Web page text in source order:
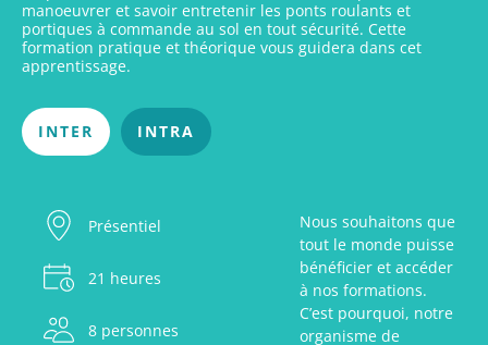
manoeuvrer et savoir entretenir les ponts roulants et
portiques à commande au sol en tout sécurité. Cette
formation pratique et théorique vous guidera dans cet
apprentissage.
INTER INTRA
Présentiel
21 heures
8 personnes
Nous souhaitons que
tout le monde puisse
bénéficier et accéder
à nos formations.
C’est pourquoi, notre
organisme de